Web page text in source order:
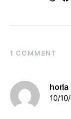
1 COMMENT
horia
10/